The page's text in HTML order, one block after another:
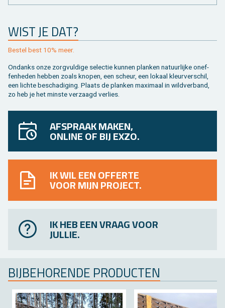
WIST JE DAT?
Be­stel best 10% meer.
On­danks onze zorg­vul­di­ge se­lec­tie kun­nen plan­ken na­tuur­lij­ke on­ef­
fen­he­den heb­ben zoals kno­pen, een scheur, een lo­kaal kleur­ver­schil,
een lich­te be­scha­di­ging. Plaats de plan­ken maxi­maal in wild­ver­band,
zo heb je het min­ste ver­zaagd ver­lies.
AFSPRAAK MAKEN,
ONLINE OF BIJ EXZO.
IK WIL EEN OFFERTE
VOOR MIJN PROJECT.
IK HEB EEN VRAAG VOOR
JULLIE.
BIJ­BE­HO­REN­DE PRO­DUC­TEN